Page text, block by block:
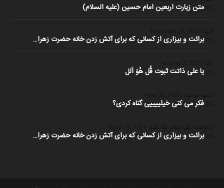
متن زیارت اربعین امام حسین (علیه السلام)
برائت و بیزاری از کسانی که برای آتش زدن خانه حضرت زهرا…
رضا
یا علی ذاتت ثبوت قُل هُوَ اَلل
سمیه موذنی
فکر می کنی خیلییییی گناه کردی؟
یا فاطمه زهرا سلام الله علیها
برائت و بیزاری از کسانی که برای آتش زدن خانه حضرت زهرا…